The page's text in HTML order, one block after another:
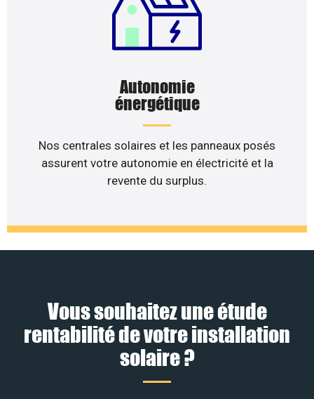
Autonomie
énergétique
Nos centrales solaires et les panneaux posés
assurent votre autonomie en électricité et la
revente du surplus.
Vous souhaitez une étude
rentabilité de votre installation
solaire ?